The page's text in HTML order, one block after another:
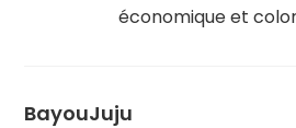
économique et
BayouJuju